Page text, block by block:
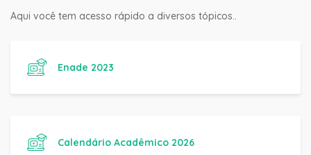
Aqui você tem acesso rápido a diversos tópicos..
Enade 2023
Calendário Acadêmico 2026